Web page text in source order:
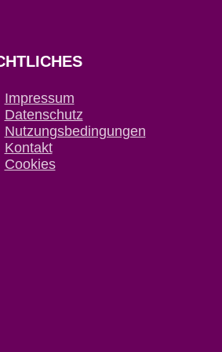
Impressum
Datenschutz
Nutzungsbedingungen
Kontakt
Cookies